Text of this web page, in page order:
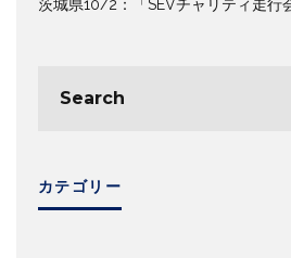
茨城県10/2：「SEVチャリティ走行
カテゴリー